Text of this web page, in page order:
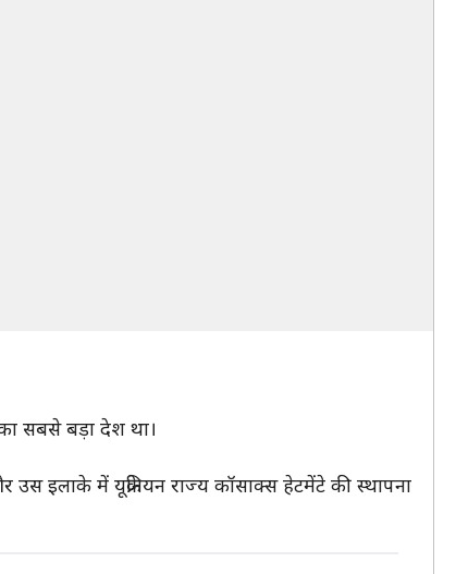
सबसे बड़ा देश था।
इलाके में यूक्रेनियन राज्य कॉसाक्स हेटमेंटे की स्थापना